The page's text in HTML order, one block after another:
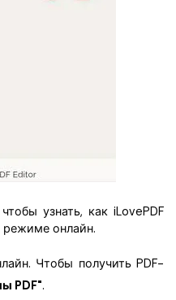
узнать, как iLovePDF
режиме онлайн.
Чтобы получить PDF-
PDF".